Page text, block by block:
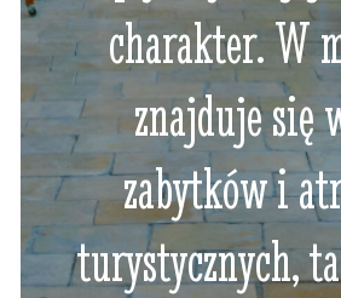
charakter. W
znajduje się
zabytków i
turystycznych,